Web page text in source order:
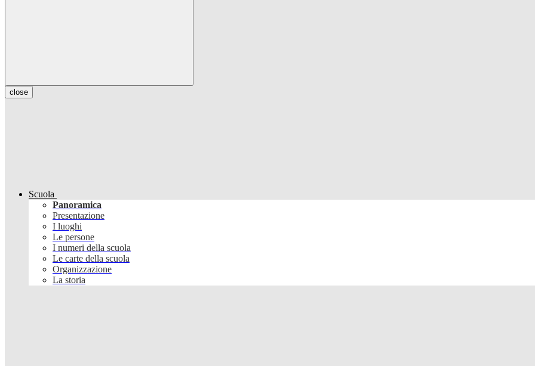
close
Scuola
Panoramica
Presentazione
I luoghi
Le persone
I numeri della scuola
Le carte della scuola
Organizzazione
La storia